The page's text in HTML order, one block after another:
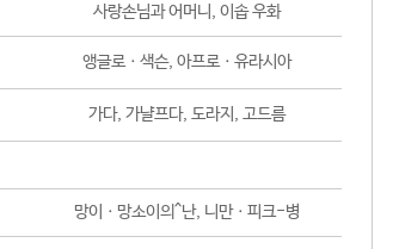
사랑손님과 어머니, 이솝 우화
앵글로ㆍ색슨, 아프로ㆍ유라시아
가다, 가냘프다, 도라지, 고드름
망이ㆍ망소이의^난, 니만ㆍ피크-병